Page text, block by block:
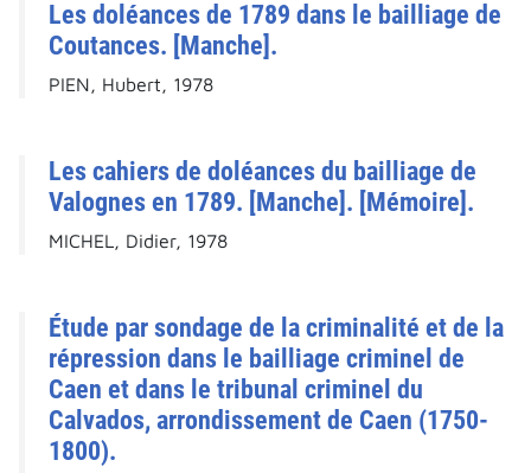
Les doléances de 1789 dans le bailliage de
Coutances. [Manche].
PIEN, Hubert, 1978
Les cahiers de doléances du bailliage de
Valognes en 1789. [Manche]. [Mémoire].
MICHEL, Didier, 1978
Étude par sondage de la criminalité et de la
répression dans le bailliage criminel de
Caen et dans le tribunal criminel du
Calvados, arrondissement de Caen (1750-
1800).